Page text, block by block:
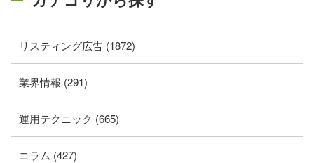
リスティング広告 (1872)
業界情報 (291)
運用テクニック (665)
コラム (427)